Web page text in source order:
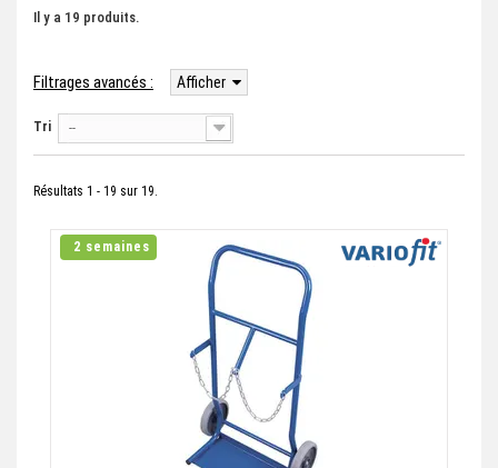
GERBEUR ET CRIC INDUSTRIEL
Il y a 19 produits.
Filtrages avancés : Afficher
Tri --
Résultats 1 - 19 sur 19.
2 semaines